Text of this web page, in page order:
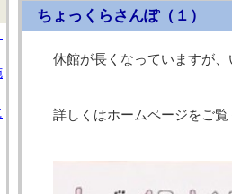
ちょっくらさんぽ（１）
休館が長くなっていますが
詳しくはホームページをご覧